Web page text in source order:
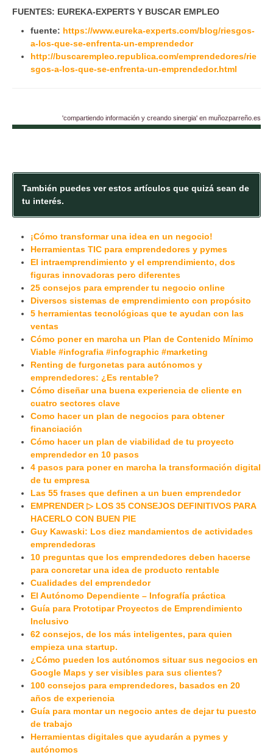
FUENTES: EUREKA-EXPERTS Y BUSCAR EMPLEO
fuente: https://www.eureka-experts.com/blog/riesgos-
a-los-que-se-enfrenta-un-emprendedor
http://buscarempleo.republica.com/emprendedores/rie
sgos-a-los-que-se-enfrenta-un-emprendedor.html
'compartiendo información y creando sinergia' en muñozparreño.es
También puedes ver estos artículos que quizá sean de
tu interés.
¡Cómo transformar una idea en un negocio!
Herramientas TIC para emprendedores y pymes
El intraemprendimiento y el emprendimiento, dos
figuras innovadoras pero diferentes
25 consejos para emprender tu negocio online
Diversos sistemas de emprendimiento con propósito
5 herramientas tecnológicas que te ayudan con las
ventas
Cómo poner en marcha un Plan de Contenido Mínimo
Viable #infografia #infographic #marketing
Renting de furgonetas para autónomos y
emprendedores: ¿Es rentable?
Cómo diseñar una buena experiencia de cliente en
cuatro sectores clave
Como hacer un plan de negocios para obtener
financiación
Cómo hacer un plan de viabilidad de tu proyecto
emprendedor en 10 pasos
4 pasos para poner en marcha la transformación digital
de tu empresa
Las 55 frases que definen a un buen emprendedor
EMPRENDER ▷ LOS 35 CONSEJOS DEFINITIVOS PARA
HACERLO CON BUEN PIE
Guy Kawaski: Los diez mandamientos de actividades
emprendedoras
10 preguntas que los emprendedores deben hacerse
para concretar una idea de producto rentable
Cualidades del emprendedor
El Autónomo Dependiente – Infografía práctica
Guía para Prototipar Proyectos de Emprendimiento
Inclusivo
62 consejos, de los más inteligentes, para quien
empieza una startup.
¿Cómo pueden los autónomos situar sus negocios en
Google Maps y ser visibles para sus clientes?
100 consejos para emprendedores, basados en 20
años de experiencia
Guía para montar un negocio antes de dejar tu puesto
de trabajo
Herramientas digitales que ayudarán a pymes y
autónomos